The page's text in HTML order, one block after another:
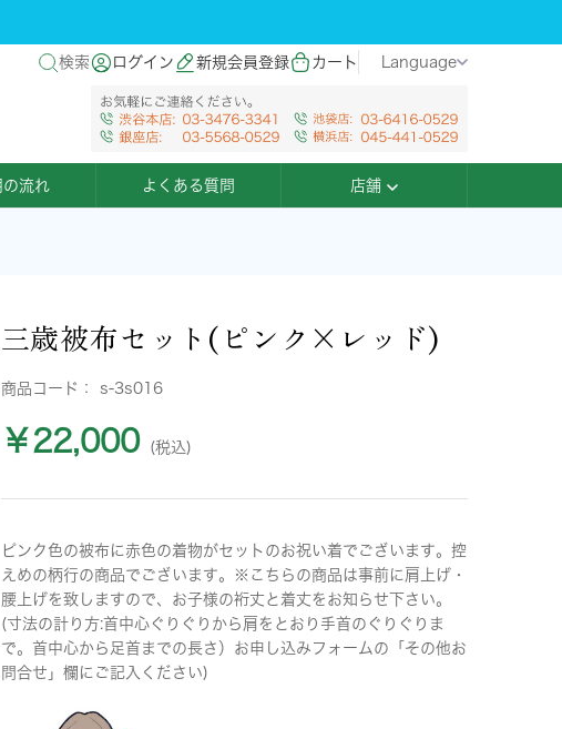
検索 ログイン 新規会員登録 カート Language
の流れ よくある質問 店舗
三歳被布セット(ピンク×レッド)
商品コード： s-3s016
￥22,000 (税込)
ピンク色の被布に赤色の着物がセットのお祝い着でございます。控
えめの柄行の商品でございます。※こちらの商品は事前に肩上げ・
腰上げを致しますので、お子様の裄丈と着丈をお知らせ下さい。
(寸法の計り方:首中心ぐりぐりから肩をとおり手首のぐりぐりま
で。首中心から足首までの長さ）お申し込みフォームの「その他お
問合せ」欄にご記入ください)